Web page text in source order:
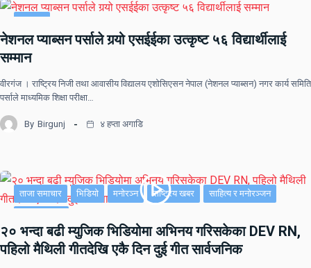
नेशनल प्याब्सन पर्साले गर्‍यो एसईईका उत्कृष्ट ५६ विद्यार्थीलाई
सम्मान
वीरगंज । राष्ट्रिय निजी तथा आवासीय विद्यालय एशोसिएसन नेपाल (नेशनल प्याब्सन) नगर कार्य समिति
पर्साले माध्यमिक शिक्षा परीक्षा…
By Birgunj ४ हप्ता अगाडि
ताजा समाचार भिडियो मनोरञ्न राष्ट्रिय खबर साहित्य र मनोरञ्जन
२० भन्दा बढी म्युजिक भिडियोमा अभिनय गरिसकेका DEV RN,
पहिलो मैथिली गीतदेखि एकै दिन दुई गीत सार्वजनिक